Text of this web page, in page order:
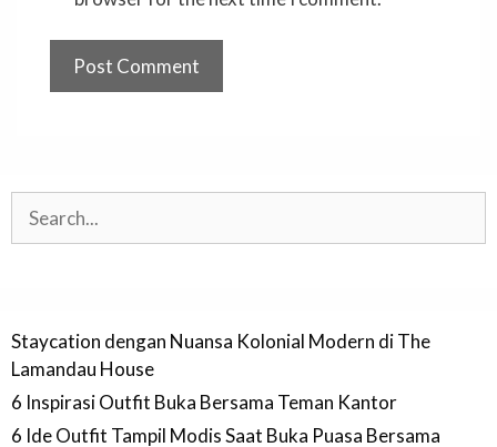
Staycation dengan Nuansa Kolonial Modern di The
Lamandau House
6 Inspirasi Outfit Buka Bersama Teman Kantor
6 Ide Outfit Tampil Modis Saat Buka Puasa Bersama